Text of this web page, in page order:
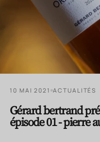
10 MAI 2021 ACTUALITÉS
Gérard bertrand
épisode 01 - pierre